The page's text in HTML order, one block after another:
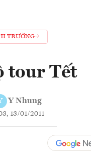
TRƯỜNG
tour Tết
Y Nhung
13/01/2011